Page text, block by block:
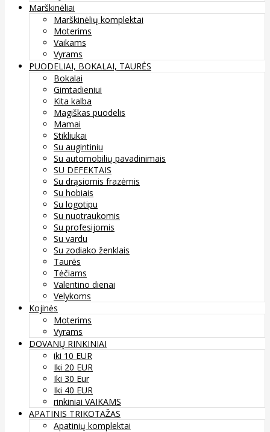
Marškinėliai
Marškinėlių komplektai
Moterims
Vaikams
Vyrams
PUODELIAI, BOKALAI, TAURĖS
Bokalai
Gimtadieniui
Kita kalba
Magiškas puodelis
Mamai
Stikliukai
Su augintiniu
Su automobilių pavadinimais
SU DEFEKTAIS
Su drąsiomis frazėmis
Su hobiais
Su logotipu
Su nuotraukomis
Su profesijomis
Su vardu
Su zodiako ženklais
Taurės
Tėčiams
Valentino dienai
Velykoms
Kojinės
Moterims
Vyrams
DOVANŲ RINKINIAI
iki 10 EUR
Iki 20 EUR
Iki 30 Eur
Iki 40 EUR
rinkiniai VAIKAMS
APATINIS TRIKOTAŽAS
Apatinių komplektai